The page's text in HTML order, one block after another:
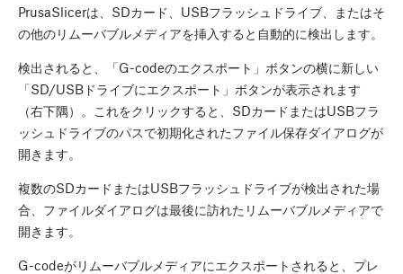
PrusaSlicerは、SDカード、USBフラッシュドライブ、またはそ
の他のリムーバブルメディアを挿入すると自動的に検出します。
検出されると、「G-codeのエクスポート」ボタンの横に新しい
「SD/USBドライブにエクスポート」ボタンが表示されます
（右下隅）。これをクリックすると、SDカードまたはUSBフラ
ッシュドライブのパスで初期化されたファイル保存ダイアログが
開きます。
複数のSDカードまたはUSBフラッシュドライブが検出された場
合、ファイルダイアログは最後に訪れたリムーバブルメディアで
開きます。
G-codeがリムーバブルメディアにエクスポートされると、プレ